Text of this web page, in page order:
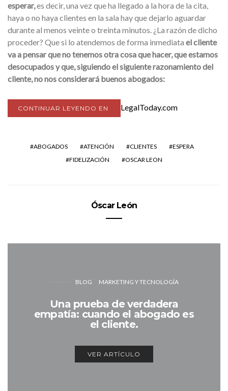
esperar,es decir, una vez que ha llegado a la hora de la cita,
haya o no haya clientes en la sala hay que dejarlo aguardar
durante al menos veinte o treinta minutos. ¿La razón de dicho
proceder? Que si lo atendemos de forma inmediata el cliente
va a pensar que no tenemos otra cosa que hacer, que estamos
desocupados y que, siguiendo el siguiente razonamiento del
cliente, no nos considerará buenos abogados:
CONTINUAR LEYENDO EN LegalToday.com
ABOGADOS ATENCIÓN CLIENTES
ESPERA
FIDELIZACIÓN
OSCAR LEON
Óscar León
BLOG MARKETING Y TECNOLOGÍA
Una prueba de verdadera
empatía: cuando el abogado es
el cliente.
VER ARTÍCULO